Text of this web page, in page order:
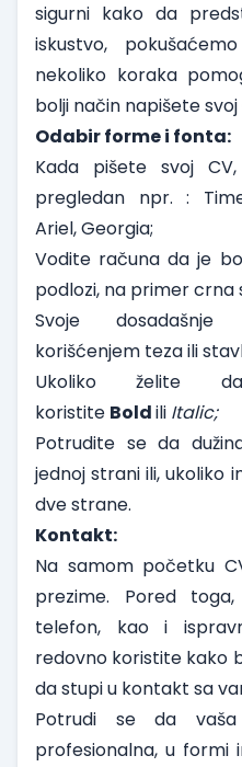
sigurni kako da
iskustvo,
nekoliko koraka
bolji način napišete svoj
Odabir forme i fonta:
Kada pišete svoj
pregledan npr. :
Ariel, Georgia;
Vodite računa da je
podlozi, na primer crna
Svoje dosadašnje
korišćenjem teza ili
Ukoliko želite
koristite Boldili Italic;
Potrudite se da
jednoj strani ili, ukoliko
dve strane.
Kontakt:
Na samom početku
prezime. Pored
telefon, kao i
redovno koristite kako
da stupi u kontakt sa
Potrudi se da
profesionalna, u formi